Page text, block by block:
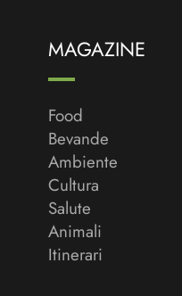
MAGAZINE
Food
Bevande
Ambiente
Cultura
Salute
Animali
Itinerari